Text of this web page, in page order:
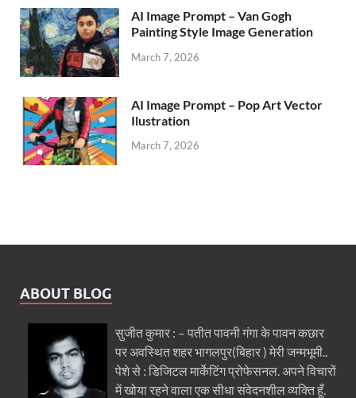
AI Image Prompt – Van Gogh
Painting Style Image Generation
March 7, 2026
AI Image Prompt – Pop Art Vector
Ilustration
March 7, 2026
ABOUT BLOG
सुजीत कुमार : – पतीत पावनी गंगा के पावन कछार
पर अवस्थित शहर भागलपुर(बिहार ) मेरी जन्मभूमी..
पेशे से : डिजिटल मार्केटिंग प्रोफेसनल. अपने विचारों
में खोया रहने वाला एक सीधा संवेदनशील व्यक्ति हूँ.